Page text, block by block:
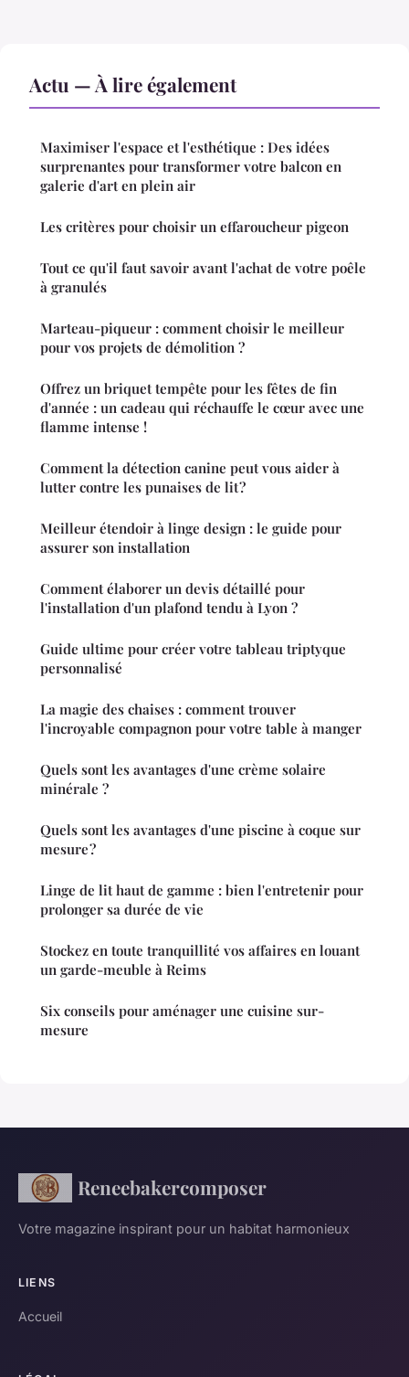
Actu — À lire également
Maximiser l'espace et l'esthétique : Des idées
surprenantes pour transformer votre balcon en
galerie d'art en plein air
Les critères pour choisir un effaroucheur pigeon
Tout ce qu'il faut savoir avant l'achat de votre poêle
à granulés
Marteau-piqueur : comment choisir le meilleur
pour vos projets de démolition ?
Offrez un briquet tempête pour les fêtes de fin
d'année : un cadeau qui réchauffe le cœur avec une
flamme intense !
Comment la détection canine peut vous aider à
lutter contre les punaises de lit ?
Meilleur étendoir à linge design : le guide pour
assurer son installation
Comment élaborer un devis détaillé pour
l'installation d'un plafond tendu à Lyon ?
Guide ultime pour créer votre tableau triptyque
personnalisé
La magie des chaises : comment trouver
l'incroyable compagnon pour votre table à manger
Quels sont les avantages d'une crème solaire
minérale ?
Quels sont les avantages d'une piscine à coque sur
mesure ?
Linge de lit haut de gamme : bien l'entretenir pour
prolonger sa durée de vie
Stockez en toute tranquillité vos affaires en louant
un garde-meuble à Reims
Six conseils pour aménager une cuisine sur-
mesure
Reneebakercomposer
Votre magazine inspirant pour un habitat harmonieux
LIENS
Accueil